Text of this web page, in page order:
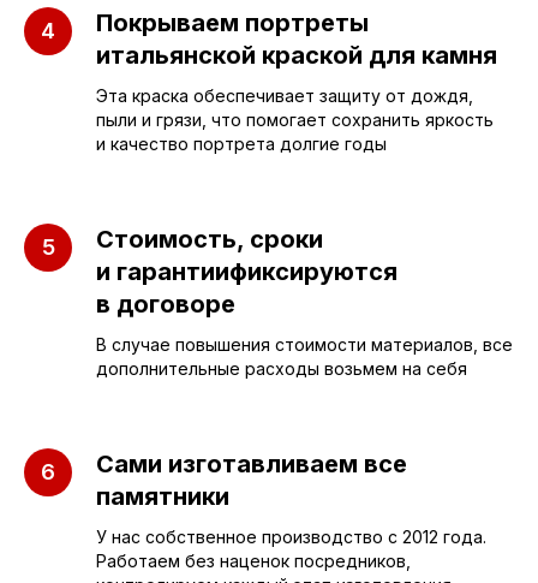
Покрываем портреты
итальянской краской для камня
Эта краска обеспечивает защиту от дождя,
пыли и грязи, что помогает сохранить яркость
и качество портрета долгие годы
Стоимость, сроки
и гарантиификсируются
в договоре
В случае повышения стоимости материалов, все
дополнительные расходы возьмем на себя
Сами изготавливаем все
памятники
У нас собственное производство с 2012 года.
Работаем без наценок посредников,
ПАМЯТНИКИ
Бюджетные
Комплексы
СЛЕЗА В
КАМНЕ
ИНФОРМАЦИЯ
О компании
Наши работы
установка